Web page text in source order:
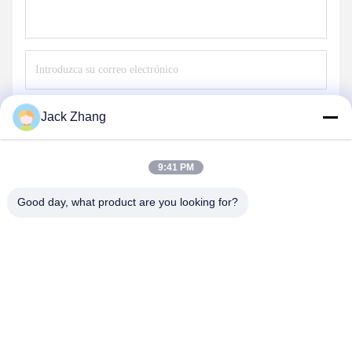
Jack Zhang
9:41 PM
Good day, what product are you looking for?